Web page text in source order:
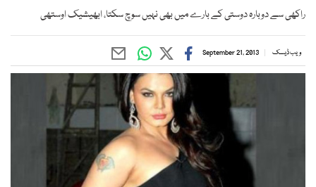
راکھی سے دوبارہ دوستی کے بارے میں بھی نہیں سوچ سکتا، ابھیشیک اوستھی
ویب ڈیسک September 21, 2013